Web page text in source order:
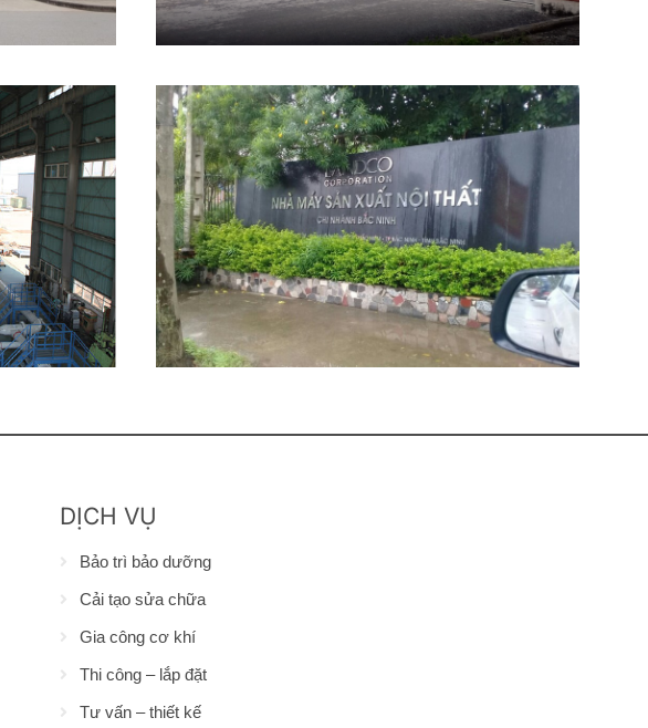
DỊCH VỤ
Bảo trì bảo dưỡng
Cải tạo sửa chữa
Gia công cơ khí
Thi công – lắp đặt
Tư vấn – thiết kế